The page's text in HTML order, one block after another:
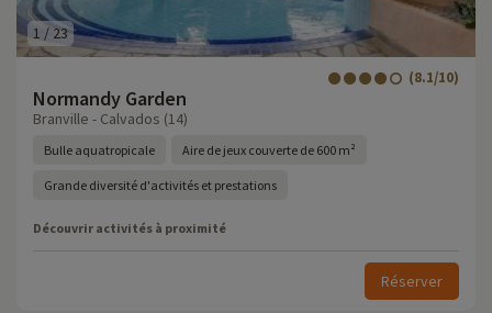
1 / 23
Normandy Garden
(8.1/10)
Branville - Calvados (14)
Bulle aquatropicale Aire de jeux couverte de 600 m²
Grande diversité d'activités et prestations
Découvrir activités à proximité
Réserver